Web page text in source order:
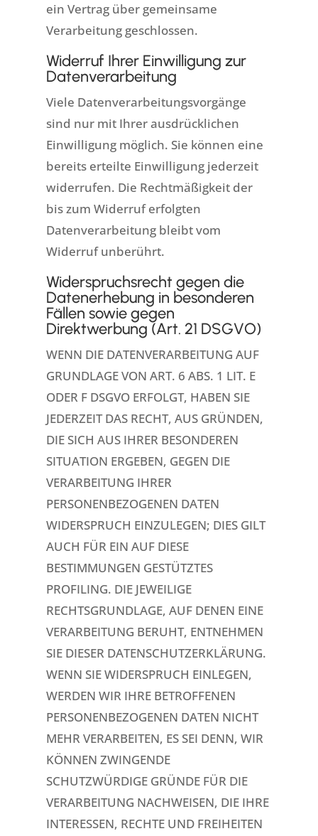
ein Vertrag über gemeinsame
Verarbeitung geschlossen.
Widerruf Ihrer Einwilligung zur
Datenverarbeitung
Viele Datenverarbeitungsvorgänge
sind nur mit Ihrer ausdrücklichen
Einwilligung möglich. Sie können eine
bereits erteilte Einwilligung jederzeit
widerrufen. Die Rechtmäßigkeit der
bis zum Widerruf erfolgten
Datenverarbeitung bleibt vom
Widerruf unberührt.
Widerspruchsrecht gegen die
Datenerhebung in besonderen
Fällen sowie gegen
Direktwerbung (Art. 21 DSGVO)
WENN DIE DATENVERARBEITUNG AUF
GRUNDLAGE VON ART. 6 ABS. 1 LIT. E
ODER F DSGVO ERFOLGT, HABEN SIE
JEDERZEIT DAS RECHT, AUS GRÜNDEN,
DIE SICH AUS IHRER BESONDEREN
SITUATION ERGEBEN, GEGEN DIE
VERARBEITUNG IHRER
PERSONENBEZOGENEN DATEN
WIDERSPRUCH EINZULEGEN; DIES GILT
AUCH FÜR EIN AUF DIESE
BESTIMMUNGEN GESTÜTZTES
PROFILING. DIE JEWEILIGE
RECHTSGRUNDLAGE, AUF DENEN EINE
VERARBEITUNG BERUHT, ENTNEHMEN
SIE DIESER DATENSCHUTZERKLÄRUNG.
WENN SIE WIDERSPRUCH EINLEGEN,
WERDEN WIR IHRE BETROFFENEN
PERSONENBEZOGENEN DATEN NICHT
MEHR VERARBEITEN, ES SEI DENN, WIR
KÖNNEN ZWINGENDE
SCHUTZWÜRDIGE GRÜNDE FÜR DIE
VERARBEITUNG NACHWEISEN, DIE IHRE
INTERESSEN, RECHTE UND FREIHEITEN